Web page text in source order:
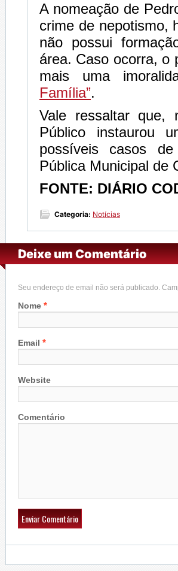
A nomeação de
crime de nepotismo,
não possui
área. Caso ocorra, o
mais uma
Família”.
Vale ressaltar que,
Público instaurou
possíveis casos de
Pública Municipal de
FONTE: DIÁRIO
Categoria: Notícias
Deixe um Comentário
Seu endereço de email não será publicado.
Nome *
Email *
Website
Comentário